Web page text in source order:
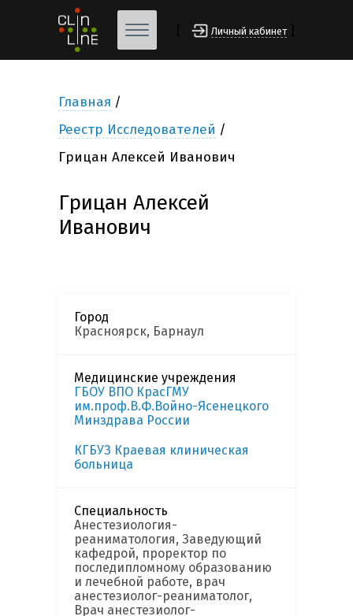
Личный кабинет
Главная
Реестр Исследователей
Грицан Алексей Иванович
Грицан Алексей
Иванович
Город
Красноярск, Барнаул
Медицинские учреждения
ГБОУ ВПО КрасГМУ
им.проф.В.Ф.Войно-Ясенецкого
Минздрава России
КГБУЗ Краевая клиническая
больница
Специальность
Анестезиология-
реаниматология, Заведующий
кафедрой, проректор по
последипломному образованию
и лечебной работе, врач
анестезиолог-реаниматолог,
Врач анестезиолог-